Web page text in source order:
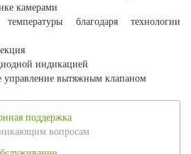
камерами
благодаря технологии
индикацией
управление вытяжным клапаном
поддержка
вопросам